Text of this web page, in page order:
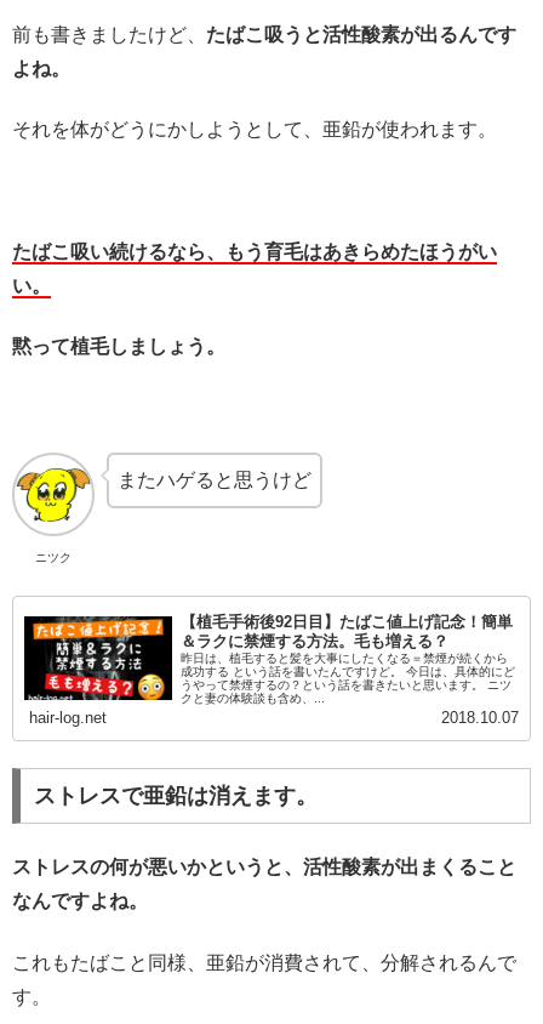
前も書きましたけど、 たばこ吸うと活性酸素が出るんです
よね。
それを体がどうにかしようとして、亜鉛が使われます。
たばこ吸い続けるなら、もう育毛はあきらめたほうがい
い。
黙って植毛しましょう。
ニツク
またハゲると思うけど
【植毛手術後92日目】たばこ値上げ記念！簡単
＆ラクに禁煙する方法。毛も増える？
昨日は、植毛すると髪を大事にしたくなる＝禁煙が続くから
成功する という話を書いたんですけど。 今日は、具体的にど
うやって禁煙するの？という話を書きたいと思います。 ニツ
クと妻の体験談も含め、...
hair-log.net 2018.10.07
ストレスで亜鉛は消えます。
ストレスの何が悪いかというと、活性酸素が出まくること
なんですよね。
これもたばこと同様、亜鉛が消費されて、分解されるんで
す。